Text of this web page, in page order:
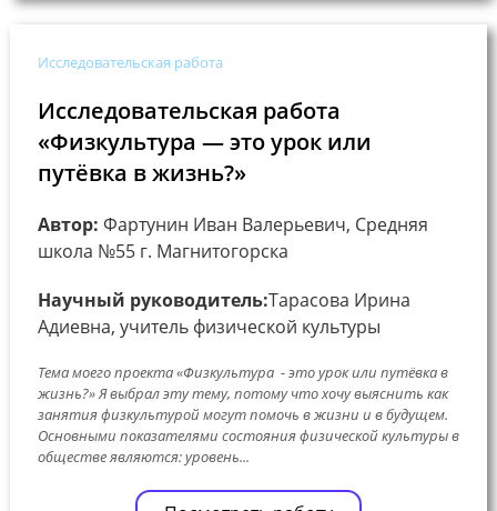
Исследовательская работа
Исследовательская работа
«Физкультура — это урок или
путёвка в жизнь?»
Автор: Фартунин Иван Валерьевич, Средняя
школа №55 г. Магнитогорска
Научный руководитель:Тарасова Ирина
Адиевна, учитель физической культуры
Тема моего проекта «Физкультура - это урок или путёвка в
жизнь?» Я выбрал эту тему, потому что хочу выяснить как
занятия физкультурой могут помочь в жизни и в будущем.
Основными показателями состояния физической культуры в
обществе являются: уровень...